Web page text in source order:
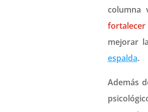
columna
mejorar
espalda.
Además